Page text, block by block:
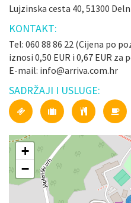
Lujzinska cesta 40, 51300
KONTAKT:
Tel: 060 88 86 22 (Cijena po
iznosi 0,50 EUR i 0,67 EUR
E-mail: info@arriva.com.hr
SADRŽAJI I USLUGE:
+
−